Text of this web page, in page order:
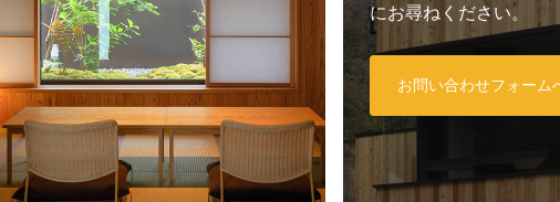
にお尋ねください。
お問い合わせフォーム